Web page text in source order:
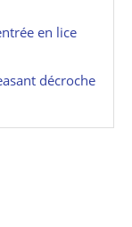
en lice
décroche